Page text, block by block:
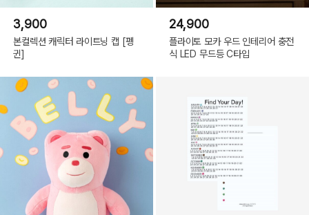
3,900
본컬렉션 캐릭터 라이트닝 캡 [펭
귄]
24,900
플라이토 모카 우드 인테리어 충전
식 LED 무드등 C타입